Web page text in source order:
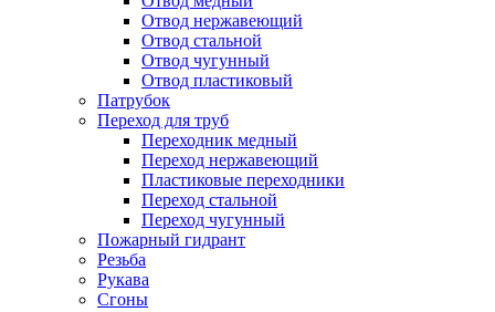
Отвод нержавеющий
Отвод стальной
Отвод чугунный
Отвод пластиковый
Патрубок
Переход для труб
Переходник медный
Переход нержавеющий
Пластиковые переходники
Переход стальной
Переход чугунный
Пожарный гидрант
Резьба
Рукава
Сгоны